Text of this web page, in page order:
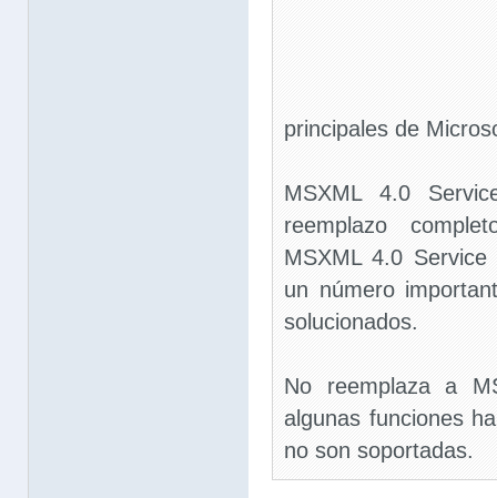
principales de
MSXML 4.0
reemplazo
MSXML 4.0
un número
solucionados.
No reemplaza a
algunas funciones
no son soportadas.